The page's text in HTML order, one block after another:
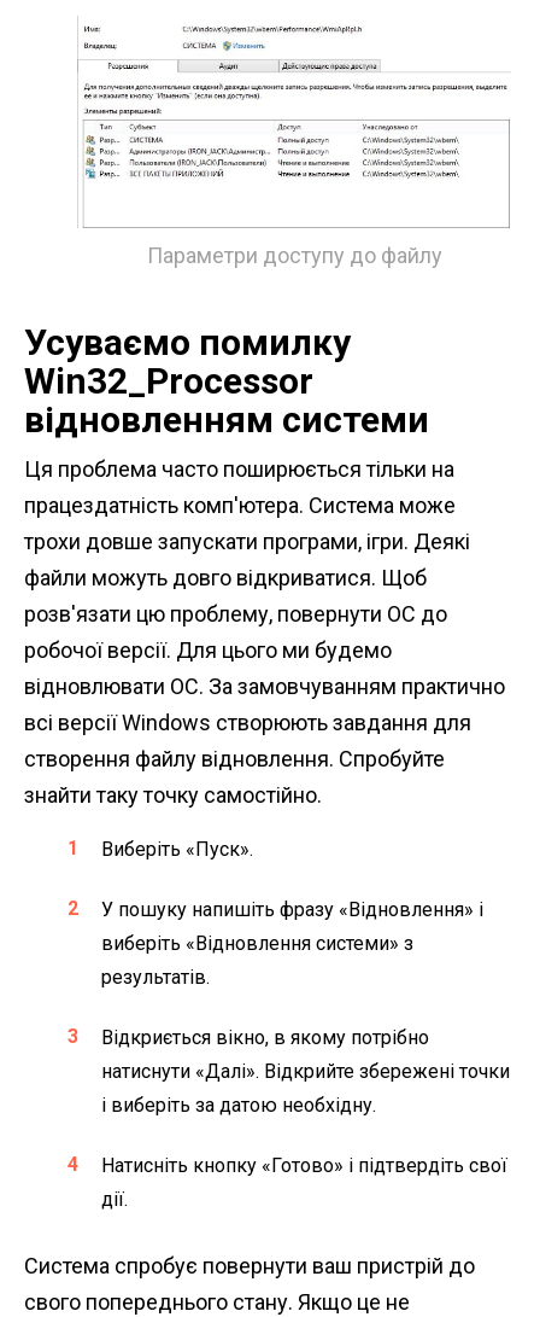
Параметри доступу до файлу
Усуваємо помилку
Win32_Processor
відновленням системи
Ця проблема часто поширюється тільки на
працездатність комп'ютера. Система може
трохи довше запускати програми, ігри. Деякі
файли можуть довго відкриватися. Щоб
розв'язати цю проблему, повернути ОС до
робочої версії. Для цього ми будемо
відновлювати ОС. За замовчуванням практично
всі версії Windows створюють завдання для
створення файлу відновлення. Спробуйте
знайти таку точку самостійно.
Виберіть «Пуск».
У пошуку напишіть фразу «Відновлення» і
виберіть «Відновлення системи» з
результатів.
Відкриється вікно, в якому потрібно
натиснути «Далі». Відкрийте збережені точки
і виберіть за датою необхідну.
Натисніть кнопку «Готово» і підтвердіть свої
дії.
Система спробує повернути ваш пристрій до
свого попереднього стану. Якщо це не